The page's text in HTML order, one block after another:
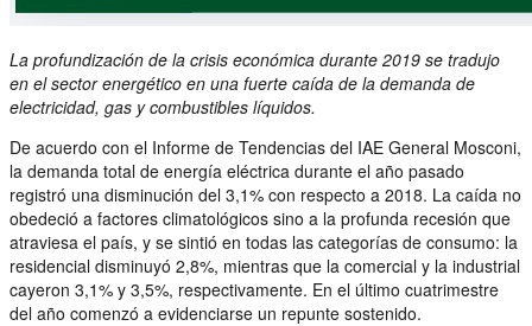
La profundización de la crisis económica durante 2019 se tradujo
en el sector energético en una fuerte caída de la demanda de
electricidad, gas y combustibles líquidos.
De acuerdo con el Informe de Tendencias del IAE General Mosconi,
la demanda total de energía eléctrica durante el año pasado
registró una disminución del 3,1% con respecto a 2018. La caída no
obedeció a factores climatológicos sino a la profunda recesión que
atraviesa el país, y se sintió en todas las categorías de consumo: la
residencial disminuyó 2,8%, mientras que la comercial y la industrial
cayeron 3,1% y 3,5%, respectivamente. En el último cuatrimestre
del año comenzó a evidenciarse un repunte sostenido.